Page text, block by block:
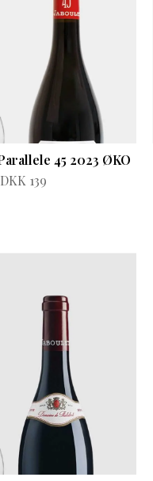
45 2023 ØKO
DKK 139